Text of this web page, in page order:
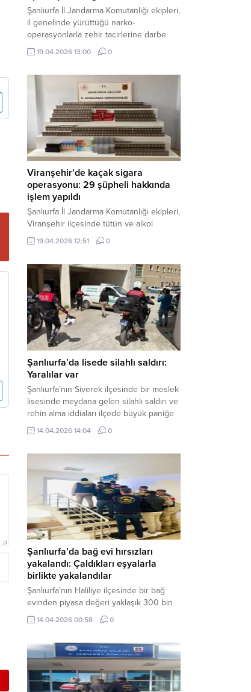
Şanlıurfa İl Jandarma Komutanlığı ekipleri,
il genelinde yürüttüğü narko-
operasyonlarla zehir tacirlerine darbe
indirdi. Üç ilçede eş zamanlı
gerçekleştirilen faaliyetlerde çeşitli
şüpheli hakkında adli işlem başlatıldı.
Haber Merkezi – Şanlıurfa Valiliği İl Basın
ve Halkla İlişkiler Müdürlüğü’nden yapılan
açıklamaya göre, İl Jandarma Komutanlığı
tarafından “Narkotik Suçlarla...
19.04.2026 13:00 0
Viranşehir’de kaçak sigara
operasyonu: 29 şüpheli hakkında
işlem yapıldı
Şanlıurfa İl Jandarma Komutanlığı ekipleri,
Viranşehir ilçesinde tütün ve alkol
kaçakçılığına yönelik yürüttüğü kapsamlı
çalışmalar neticesinde binlerce paket
Operasyon kapsamında çok sayıda şahıs
hakkında adli süreç başlatıldı. Haber
Merkezi – Şanlıurfa Valiliği bünyesinde İl
Jandarma Komutanlığı tarafından
gerçekleştirilen “Tütün ve Alkol
Kaçakçılarına Yönelik Çalışmalar” tüm...
19.04.2026 12:51 0
Şanlıurfa’da lisede silahlı saldırı:
Yaralılar var
Şanlıurfa’nın Siverek ilçesinde bir meslek
lisesinde meydana gelen silahlı saldırı ve
rehin alma iddiaları ilçede büyük paniğe
neden oldu. Olay yerine çok sayıda özel
harekat polisi ve sağlık ekibi sevk
çalışmaları devam ediyor. Haber Merkezi
– Siverek ilçesi Hasan Çelebi
Mahallesi’nde bulunan Ahmet Koyuncu
Mesleki...
14.04.2026 14:04 0
Şanlıurfa’da bağ evi hırsızları
yakalandı: Çaldıkları eşyalarla
birlikte yakalandılar
Şanlıurfa’nın Haliliye ilçesinde bir bağ
evinden piyasa değeri yaklaşık 300 bin
TL olan eşyaları çalan şüpheliler,
jandarmanın başarılı operasyonuyla
şüpheliden 2’si tutuklanarak cezaevine
gönderildi. Haber Merkezi – Şanlıurfa İl
Jandarma Komutanlığı, “Faili Meçhul
Hırsızlık Olaylarının Aydınlatılmasına”
14.04.2026 00:58 0